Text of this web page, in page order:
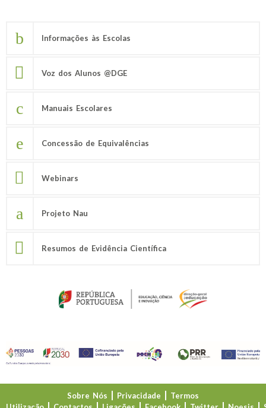
Informações às Escolas
Voz dos Alunos @DGE
Manuais Escolares
Concessão de Equivalências
Webinars
Projeto Nau
Resumos de Evidência Científica
Sobre Nós Privacidade
Termos